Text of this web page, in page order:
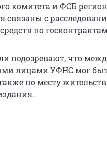
комитета и ФСБ
связаны с
по
подозревают, что
лицами УФНС мог
по месту